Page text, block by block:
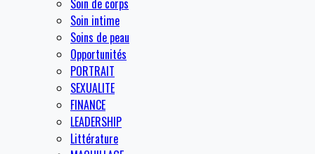
Soin de corps
Soin intime
Soins de peau
Opportunités
PORTRAIT
SEXUALITE
FINANCE
LEADERSHIP
Littérature